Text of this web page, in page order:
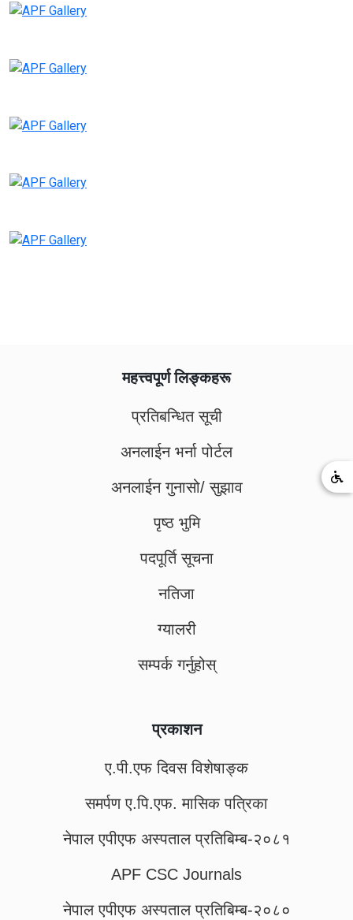
महत्त्वपूर्ण लिङ्कहरू
प्रतिबन्धित सूची
अनलाईन भर्ना पोर्टल
अनलाईन गुनासो/ सुझाव
पृष्ठ भुमि
पदपूर्ति सूचना
नतिजा
ग्यालरी
सम्पर्क गर्नुहोस्
प्रकाशन
ए.पी.एफ दिवस विशेषाङ्क
समर्पण ए.पि.एफ. मासिक पत्रिका
नेपाल एपीएफ अस्पताल प्रतिबिम्ब-२०८१
APF CSC Journals
नेपाल एपीएफ अस्पताल प्रतिबिम्ब-२०८०